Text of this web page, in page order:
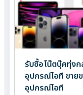
รับซื้อโน๊ตบุ๊คทุ่ง
อุปกรณ์ไอที ขาย
อุปกรณ์ไอที